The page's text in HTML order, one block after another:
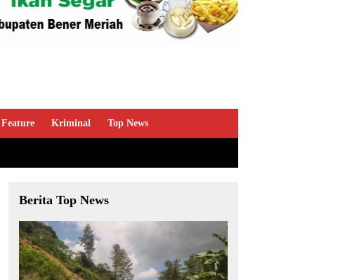
Feature Kriminal Top News
Berita Top News